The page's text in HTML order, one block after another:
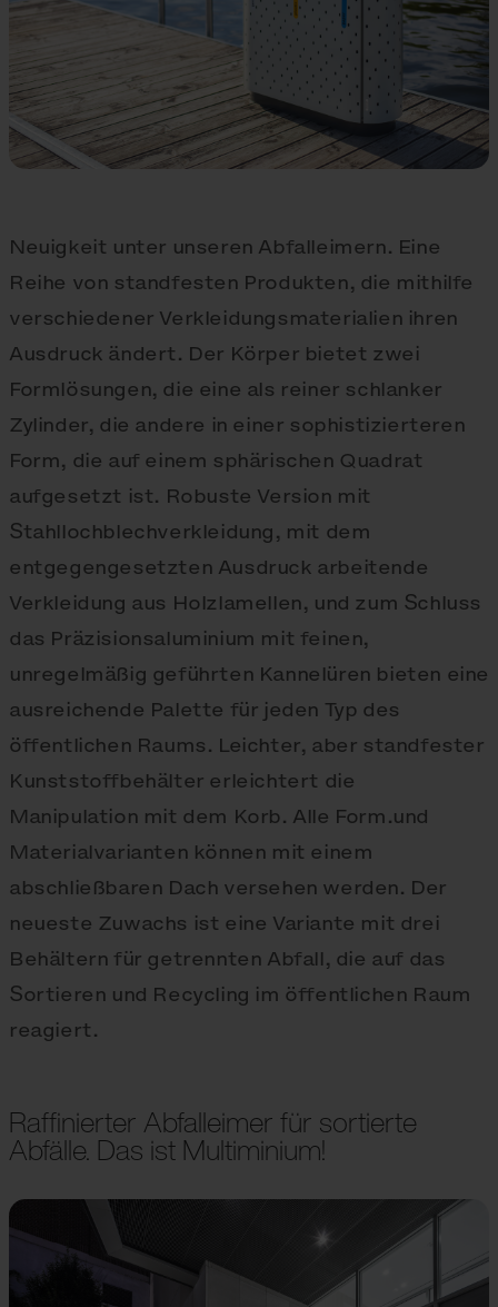
Neuigkeit unter unseren Abfalleimern. Eine
Reihe von standfesten Produkten, die mithilfe
verschiedener Verkleidungsmaterialien ihren
Ausdruck ändert. Der Körper bietet zwei
Formlösungen, die eine als reiner schlanker
Zylinder, die andere in einer sophistizierteren
Form, die auf einem sphärischen Quadrat
aufgesetzt ist. Robuste Version mit
Stahllochblechverkleidung, mit dem
entgegengesetzten Ausdruck arbeitende
Verkleidung aus Holzlamellen, und zum Schluss
das Präzisionsaluminium mit feinen,
unregelmäßig geführten Kannelüren bieten eine
ausreichende Palette für jeden Typ des
öffentlichen Raums. Leichter, aber standfester
Kunststoffbehälter erleichtert die
Manipulation mit dem Korb. Alle Form.und
Materialvarianten können mit einem
abschließbaren Dach versehen werden. Der
neueste Zuwachs ist eine Variante mit drei
Behältern für getrennten Abfall, die auf das
Sortieren und Recycling im öffentlichen Raum
reagiert.
Raffinierter Abfalleimer für sortierte
Abfälle. Das ist Multiminium!